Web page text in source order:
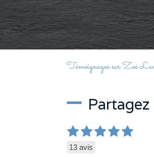
Témoignages sur Zoé
13 avis